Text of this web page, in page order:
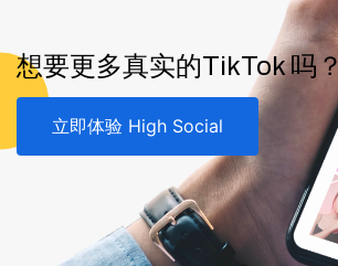
想要更多真实的TikTok 吗？
立即体验 High Social